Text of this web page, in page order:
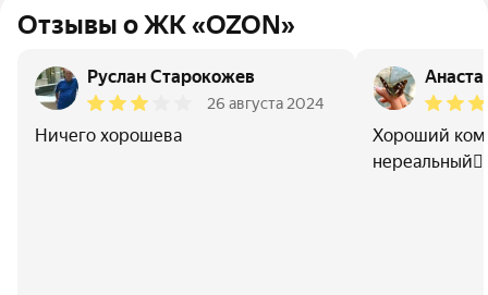
Отзывы о ЖК «OZON»
Руслан Старокожев
26 августа 2024
Ничего хорошева
Хороший